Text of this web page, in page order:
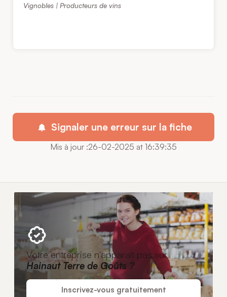
Vignobles | Producteurs de vins
Signaler une erreur sur la fiche
Mis à jour :26-02-2025 at 16:39:35
Votre entreprise n'apparaît pas sur
Hainaut Terre de Goûts ?
Inscrivez-vous gratuitement